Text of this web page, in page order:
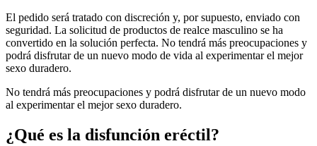
El pedido será tratado con discreción y, por supuesto, enviado con
seguridad. La solicitud de productos de realce masculino se ha
convertido en la solución perfecta. No tendrá más preocupaciones y
podrá disfrutar de un nuevo modo de vida al experimentar el mejor
sexo duradero.
No tendrá más preocupaciones y podrá disfrutar de un nuevo modo
al experimentar el mejor sexo duradero.
¿Qué es la disfunción eréctil?